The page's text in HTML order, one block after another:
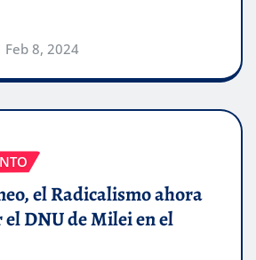
Feb 8, 2024
el Radicalismo ahora
DNU de Milei en el